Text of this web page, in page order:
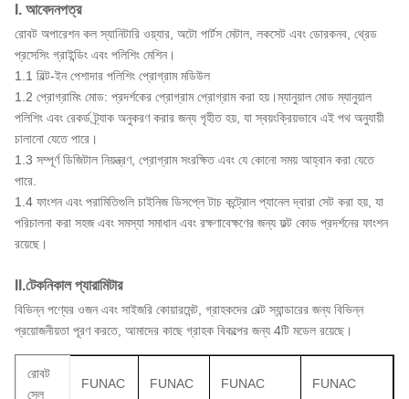
I. আবেদনপত্র
রোবট অপারেশন কল স্যানিটারি ওয়্যার, অটো পার্টস মেটাল, লকসেট এবং ডোরকনব, থ্রেড
প্রসেসিং গ্রাইন্ডিং এবং পলিশিং মেশিন।
1.1 বিল্ট-ইন পেশাদার পলিশিং প্রোগ্রাম মডিউল
1.2 প্রোগ্রামিং মোড: প্রদর্শকের প্রোগ্রাম প্রোগ্রাম করা হয়।ম্যানুয়াল মোড ম্যানুয়াল
পলিশিং এবং রেকর্ড ট্র্যাক অনুকরণ করার জন্য গৃহীত হয়, যা স্বয়ংক্রিয়ভাবে এই পথ অনুযায়ী
চালানো যেতে পারে।
1.3 সম্পূর্ণ ডিজিটাল নিয়ন্ত্রণ, প্রোগ্রাম সংরক্ষিত এবং যে কোনো সময় আহ্বান করা যেতে
পারে.
1.4 ফাংশন এবং পরামিতিগুলি চাইনিজ ডিসপ্লে টাচ কন্ট্রোল প্যানেল দ্বারা সেট করা হয়, যা
পরিচালনা করা সহজ এবং সমস্যা সমাধান এবং রক্ষণাবেক্ষণের জন্য ফল্ট কোড প্রদর্শনের ফাংশন
রয়েছে।
II.টেকনিকাল প্যারামিটার
বিভিন্ন পণ্যের ওজন এবং সাইজরি কোয়ারমেন্ট, গ্রাহকদের বেল্ট স্যান্ডারের জন্য বিভিন্ন
প্রয়োজনীয়তা পূরণ করতে, আমাদের কাছে গ্রাহক বিকল্পের জন্য 4টি মডেল রয়েছে।
রোবট
সেল
FUNAC FUNAC FUNAC FUNAC